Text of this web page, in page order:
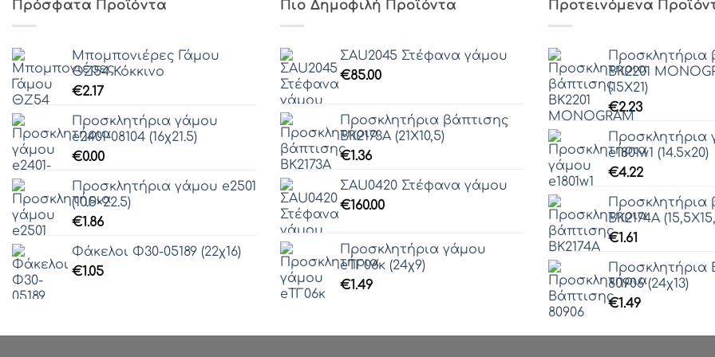
Πρόσφατα Προϊόντα
Μπομπονιέρες Γάμου
ΘZ54 Κόκκινο
€2.17
Προσκλητήρια γάμου
e2401-08104 (16χ21.5)
€0.00
Προσκλητήρια γάμου e2501
(10.5×22.5)
€1.86
Φάκελοι Φ30-05189 (22χ16)
€1.05
Πιο Δημοφιλή Προϊόντα
ΣAU2045 Στέφανα γάμου
€85.00
Προσκλητήρια βάπτισης
ΒΚ2173Α (21Χ10,5)
€1.36
ΣAU0420 Στέφανα γάμου
€160.00
Προσκλητήρια γάμου
eΤΓ06κ (24χ9)
€1.49
Προτεινόμενα
Προσκλητήρια
ΒΚ2201
(15Χ21)
€2.23
Προσκλητήρια
e1801w1 (14.5x20)
€4.22
Προσκλητήρια
ΒΚ2174Α
€1.61
Προσκλητήρια
80906 (24χ13)
€1.49